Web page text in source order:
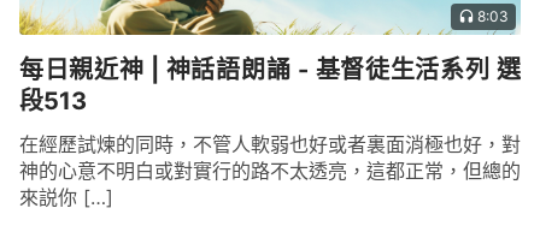
8:03
每日親近神 | 神話語朗誦 - 基督徒生活系列 選
段513
在經歷試煉的同時，不管人軟弱也好或者裏面消極也好，對
神的心意不明白或對實行的路不太透亮，這都正常，但總的
來説你 […]